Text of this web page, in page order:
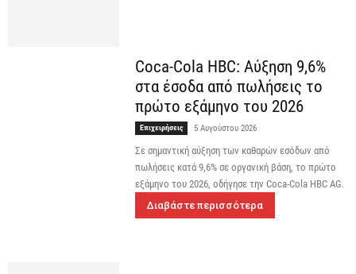
Coca-Cola HBC: Αύξηση 9,6%
στα έσοδα από πωλήσεις το
πρώτο εξάμηνο του 2026
Επιχειρήσεις 5 Αυγούστου 2026
Σε σημαντική αύξηση των καθαρών εσόδων από
πωλήσεις κατά 9,6% σε οργανική βάση, το πρώτο
εξάμηνο του 2026, οδήγησε την Coca-Cola HBC AG.
Διαβάστε περισσότερα